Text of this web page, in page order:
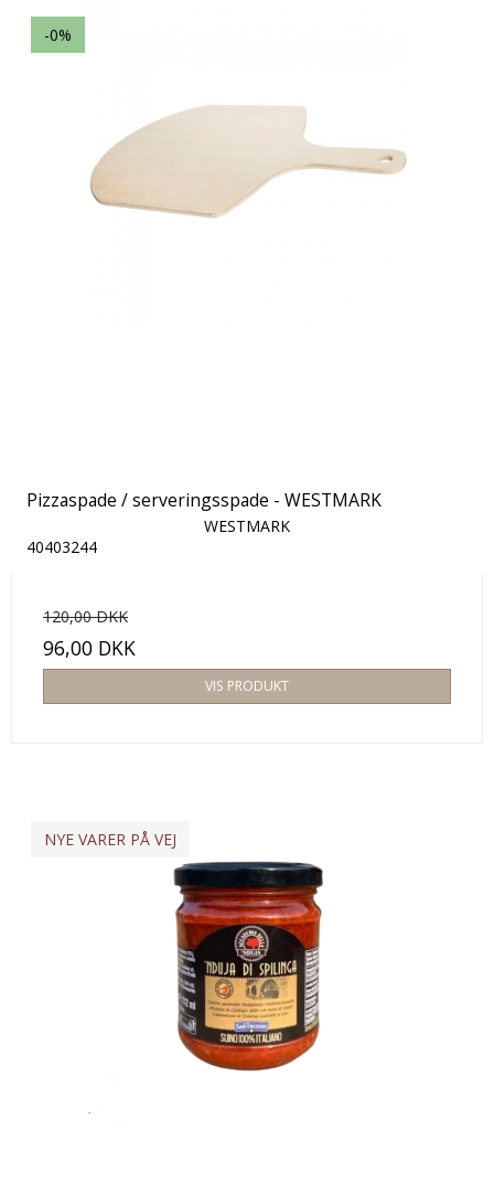
-0%
Pizzaspade / serveringsspade - WESTMARK
WESTMARK
40403244
120,00 DKK
96,00 DKK
VIS PRODUKT
NYE VARER PÅ VEJ